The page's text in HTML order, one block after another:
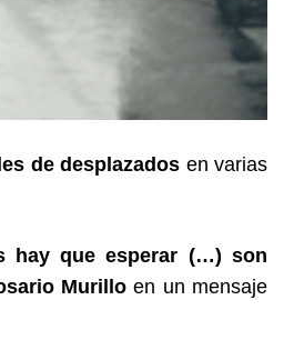
de desplazados en varias
hay que esperar (…) son
Murilloen un mensaje